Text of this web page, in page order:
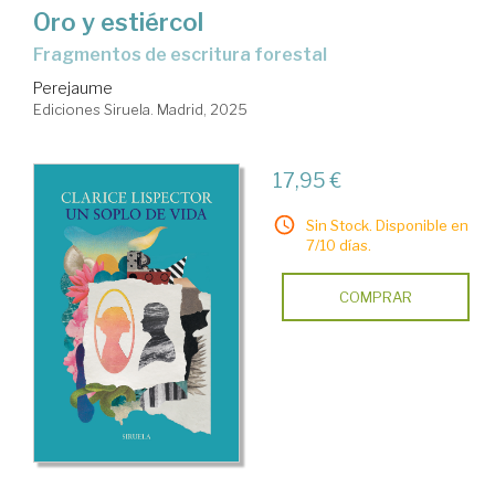
Oro y estiércol
Fragmentos de escritura forestal
Perejaume
Ediciones Siruela. Madrid, 2025
17,95 €
Sin Stock. Disponible en
7/10 días.
COMPRAR